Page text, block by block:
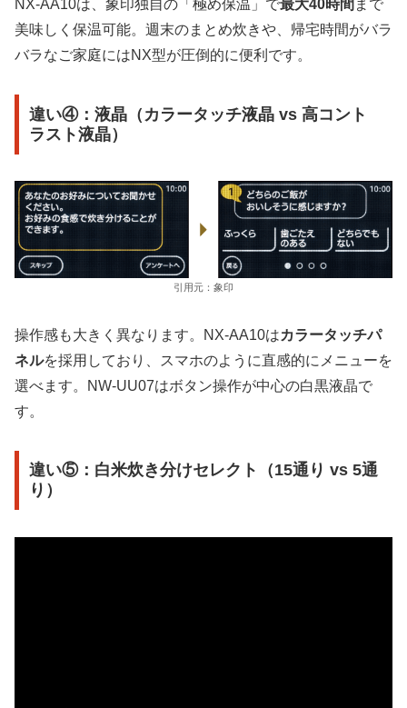
NX-AA10は、象印独自の「極め保温」で最大40時間 まで
美味しく保温可能。週末のまとめ炊きや、帰宅時間がバラ
バラなご家庭にはNX型が圧倒的に便利です。
違い④：液晶（カラータッチ液晶 vs 高コント
ラスト液晶）
引用元：象印
操作感も大きく異なります。NX-AA10はカラータッチパ
ネルを採用しており、スマホのように直感的にメニューを
選べます。NW-UU07はボタン操作が中心の白黒液晶で
す。
違い⑤：白米炊き分けセレクト（15通り vs 5通
り）